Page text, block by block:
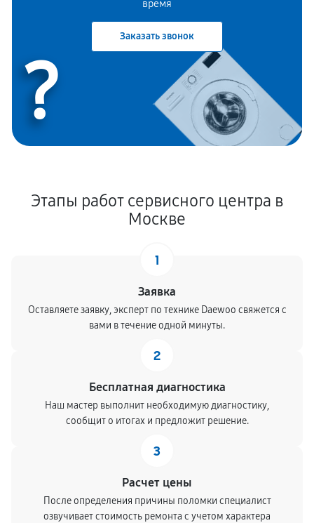
время
Заказать звонок
?
Этапы работ сервисного центра в
Москве
1
Заявка
Оставляете заявку, эксперт по технике Daewoo свяжется с
вами в течение одной минуты.
2
Бесплатная диагностика
Наш мастер выполнит необходимую диагностику,
сообщит о итогах и предложит решение.
3
Расчет цены
После определения причины поломки специалист
озвучивает стоимость ремонта с учетом характера